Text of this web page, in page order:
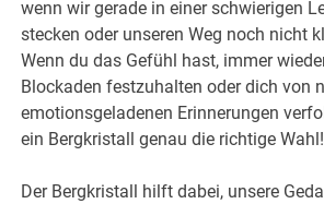
wenn wir gerade in einer schwierigen
stecken oder unseren Weg noch nicht
Wenn du das Gefühl hast, immer
Blockaden festzuhalten oder dich von
emotionsgeladenen Erinnerungen
ein Bergkristall genau die richtige Wahl!
Der Bergkristall hilft dabei, unsere